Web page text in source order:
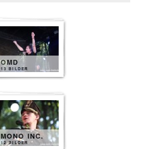
OMD
13 BILDER
MONO INC.
12 BILDER